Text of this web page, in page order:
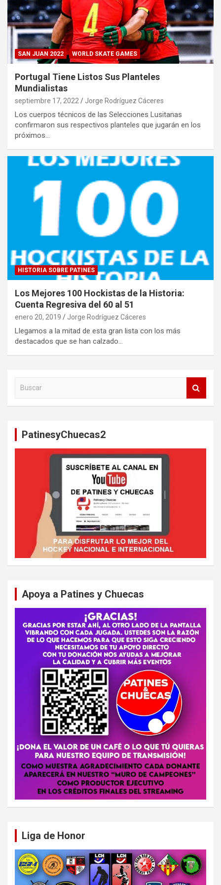
SAN JUAN 2022 WORLD SKATE GAMES
Portugal Tiene Listos Sus Planteles
Mundialistas
septiembre 17, 2022 Jorge Rodríguez Cáceres
Los cuerpos técnicos de las Selecciones Lusitanas
confirmaron sus respectivos planteles que jugarán en los
próximos…
HISTORIA SOBRE PATINES
Los Mejores 100 Hockistas de la Historia:
Cuenta Regresiva del 60 al 51
enero 20, 2019 Jorge Rodríguez Cáceres
Llegamos a la mitad de esta gran lista con los más
destacados que se han calzado…
PatinesyChuecas2
Apoya a Patines y Chuecas
Liga de Honor